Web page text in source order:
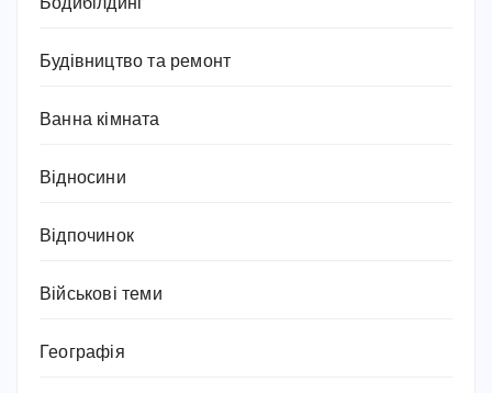
Бодибілдинг
Будівництво та ремонт
Ванна кімната
Відносини
Відпочинок
Військові теми
Географія